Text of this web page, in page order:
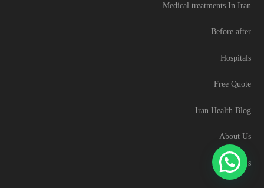
Medical treatments In Iran
Before after
Hospitals
Free Quote
Iran Health Blog
About Us
Contact Us